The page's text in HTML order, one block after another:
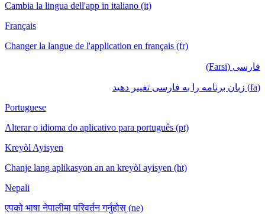
Cambia la lingua dell'app in italiano (it)
Français
Changer la langue de l'application en français (fr)
فارسی (Farsi)
(fa) زبان برنامه را به فارسی تغییر دهید
Portuguese
Alterar o idioma do aplicativo para português (pt)
Kreyòl Ayisyen
Chanje lang aplikasyon an an kreyòl ayisyen (ht)
Nepali
एपको भाषा नेपालीमा परिवर्तन गर्नुहोस् (ne)